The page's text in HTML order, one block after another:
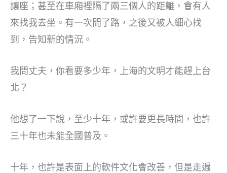
讓座；甚至在車廂裡隔了兩三個人的距離，會有人
來找我去坐。有一次問了路，之後又被人細心找
到，告知新的情況。
我問丈夫，你看要多少年，上海的文明才能趕上台
北？
他想了一下說，至少十年，或許要更長時間，也許
三十年也未能全國普及。
十年，也許是表面上的軟件文化會改善，但是走遍